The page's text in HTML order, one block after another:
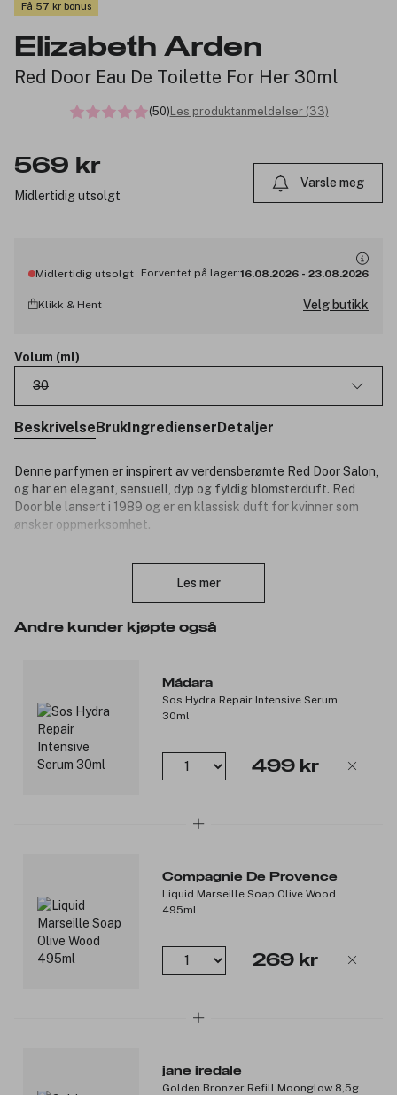
Få 57 kr bonus
Elizabeth Arden
Red Door Eau De Toilette For Her 30ml
(50)Les produktanmeldelser (33)
569 kr
Midlertidig utsolgt
Varsle meg
Midlertidig utsolgt Forventet på lager:16.08.2026 - 23.08.2026
Klikk & Hent Velg butikk
Volum (ml)
30
BeskrivelseBrukIngredienserDetaljer
Denne parfymen er inspirert av verdensberømte Red Door Salon,
og har en elegant, sensuell, dyp og fyldig blomsterduft. Red
Door ble lansert i 1989 og er en klassisk duft for kvinner som
ønsker oppmerksomhet.
Les mer
Andre kunder kjøpte også
Mádara
Sos Hydra Repair Intensive Serum
30ml
499 kr
Compagnie De Provence
Liquid Marseille Soap Olive Wood
495ml
269 kr
jane iredale
Golden Bronzer Refill Moonglow 8,5g